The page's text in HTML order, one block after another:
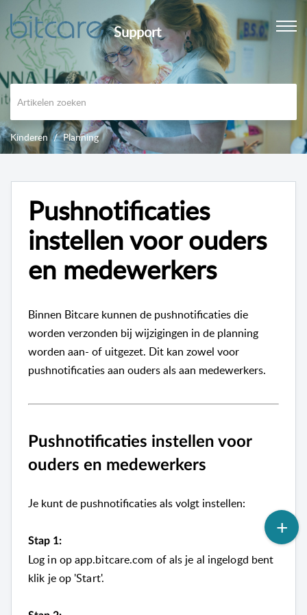
Support
Kinderen Planning
Pushnotificaties
instellen voor ouders
en medewerkers
Binnen Bitcare kunnen de pushnotificaties die
worden verzonden bij wijzigingen in de planning
worden aan- of uitgezet. Dit kan zowel voor
pushnotificaties aan ouders als aan medewerkers.
Pushnotificaties instellen voor
ouders en medewerkers
Je kunt de pushnotificaties als volgt instellen:
Stap 1:
Log in op app.bitcare.com of als je al ingelogd bent
klik je op 'Start'.